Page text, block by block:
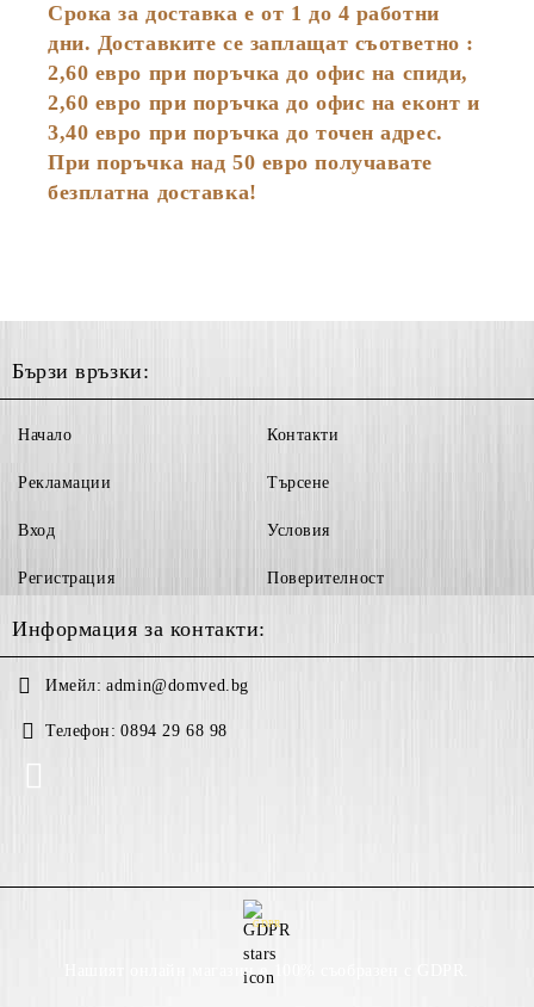
Срока за доставка е от 1 до 4 работни
дни. Доставките се заплащат съответно :
2,60 евро при поръчка до офис на спиди,
2,60 евро при поръчка до офис на еконт и
3,40 евро при поръчка до точен адрес.
При поръчка над 50 евро получавате
безплатна доставка!
Бързи връзки:
Начало
Рекламации
Вход
Регистрация
Контакти
Търсене
Условия
Поверителност
Информация за контакти:
Имейл: admin@domved.bg
Телефон: 0894 29 68 98
GDPR
Нашият онлайн магазин е 100% съобразен с GDPR.